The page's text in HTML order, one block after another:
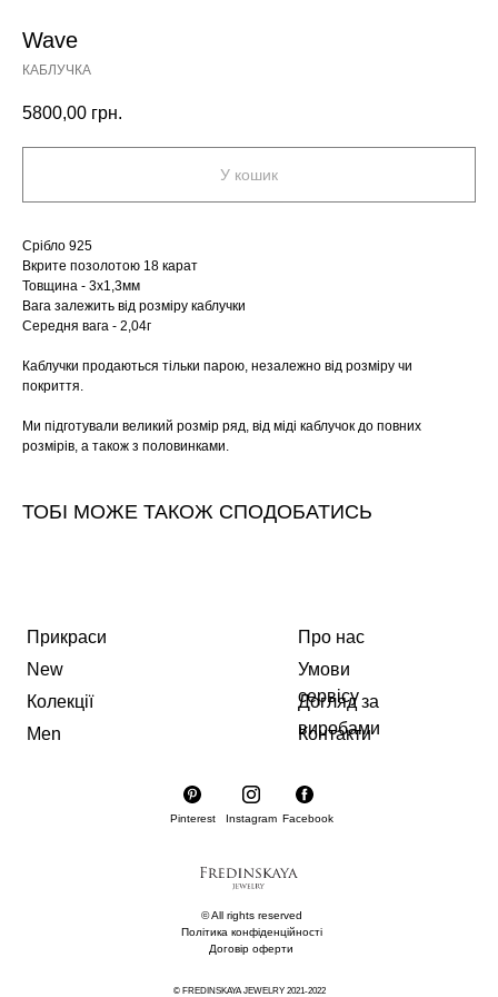
Wave
КАБЛУЧКА
5800,00 грн.
У кошик
Срібло 925
Вкрите позолотою 18 карат
Товщина - 3х1,3мм
Вага залежить від розміру каблучки
Середня вага - 2,04г
Каблучки продаються тільки парою, незалежно від розміру чи
покриття.
Ми підготували великий розмір ряд, від міді каблучок до повних
розмірів, а також з половинками.
ТОБІ МОЖЕ ТАКОЖ СПОДОБАТИСЬ
Pinterest Instagram
Прикраси
New
Колекції
Men
Про нас
Умови
сервісу
Догляд за
виробами
© All rights reserved
Політика конфіденційності
Договір оферти
© FREDINSKAYA JEWELRY 2021-2022
Facebook
Контакти